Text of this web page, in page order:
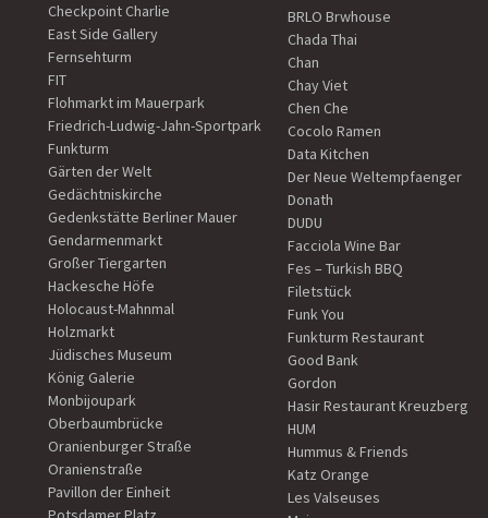
Checkpoint Charlie
East Side Gallery
Fernsehturm
FIT
Flohmarkt im Mauerpark
Friedrich-Ludwig-Jahn-Sportpark
Funkturm
Gärten der Welt
Gedächtniskirche
Gedenkstätte Berliner Mauer
Gendarmenmarkt
Großer Tiergarten
Hackesche Höfe
Holocaust-Mahnmal
Holzmarkt
Jüdisches Museum
König Galerie
Monbijoupark
Oberbaumbrücke
Oranienburger Straße
Oranienstraße
Pavillon der Einheit
BRLO Brwhouse
Chada Thai
Chan
Chay Viet
Chen Che
Cocolo Ramen
Data Kitchen
Der Neue Weltempfaenger
Donath
DUDU
Facciola Wine Bar
Fes – Turkish BBQ
Filetstück
Funk You
Funkturm Restaurant
Good Bank
Gordon
Hasir Restaurant Kreuzberg
HUM
Hummus & Friends
Katz Orange
Les Valseuses